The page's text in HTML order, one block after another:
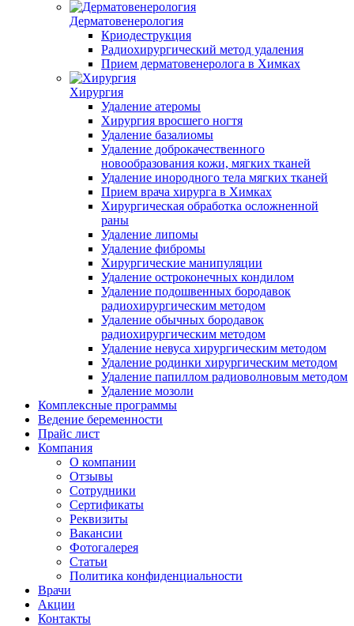
Дерматовенерология
Криодеструкция
Радиохирургический метод удаления
Прием дерматовенеролога в Химках
Хирургия
Удаление атеромы
Хирургия вросшего ногтя
Удаление базалиомы
Удаление доброкачественного
новообразования кожи, мягких тканей
Удаление инородного тела мягких тканей
Прием врача хирурга в Химках
Хирургическая обработка осложненной
раны
Удаление липомы
Удаление фибромы
Хирургические манипуляции
Удаление остроконечных кондилом
Удаление подошвенных бородавок
радиохирургическим методом
Удаление обычных бородавок
радиохирургическим методом
Удаление невуса хирургическим методом
Удаление родинки хирургическим методом
Удаление папиллом радиоволновым методом
Удаление мозоли
Комплексные программы
Ведение беременности
Прайс лист
Компания
О компании
Отзывы
Сотрудники
Сертификаты
Реквизиты
Вакансии
Фотогалерея
Статьи
Политика конфиденциальности
Врачи
Акции
Контакты